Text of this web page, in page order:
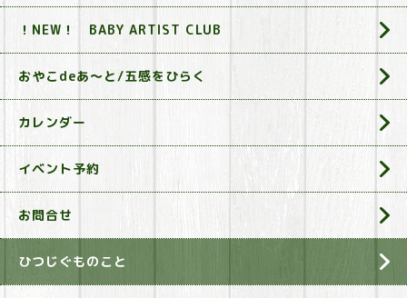
！NEW！ BABY ARTIST CLUB
おやこdeあ～と/五感をひらく
カレンダー
イベント予約
お問合せ
ひつじぐものこと